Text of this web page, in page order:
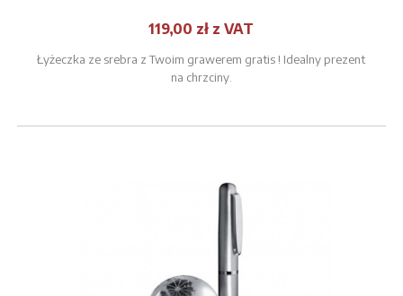
119,00 zł z VAT
Łyżeczka ze srebra z Twoim grawerem gratis ! Idealny prezent
na chrzciny.